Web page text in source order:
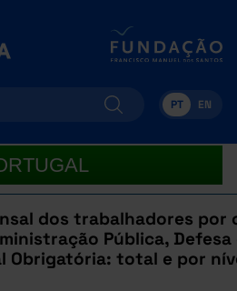
PT EN
dos trabalhadores por
Pública, Defesa
Obrigatória: total e por